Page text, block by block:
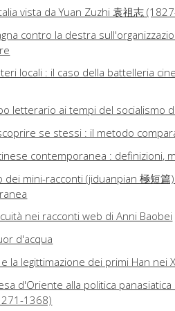
vista da Yuan Zuzhi 袁祖志
contro la destra
locali : il caso della battelleria
letterario ai tempi del socialismo
se stessi : il metodo
contemporanea : definizioni,
mini-racconti (jiduanpian 極短
nei racconti web di Anni Baobei
d'acqua
la legittimazione dei primi Han nei
d'Oriente alla politica
1368)